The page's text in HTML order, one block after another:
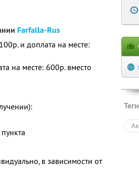
Farfalla-Rus
и доплата на месте:
на месте: 600р. вместо
в зависимости от